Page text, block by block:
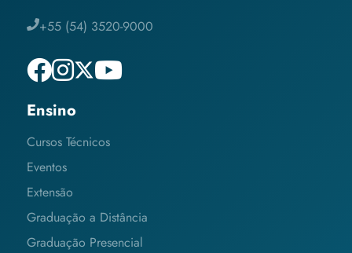
+55 (54) 3520-9000
Ensino
Cursos Técnicos
Eventos
Extensão
Graduação a Distância
Graduação Presencial